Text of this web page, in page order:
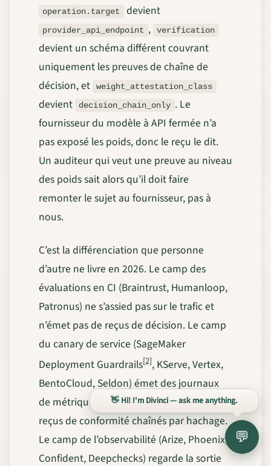
operation.target devient
provider_api_endpoint , verification
devient un schéma différent couvrant
uniquement les preuves de chaîne de
décision, et
weight_attestation_class
devient decision_chain_only . Le
fournisseur du modèle à API fermée n’a
pas exposé les poids, donc le reçu le dit.
Un auditeur qui veut une preuve au niveau
des poids sait alors qu’il doit faire
remonter le sujet au fournisseur, pas à
nous.
C’est la différenciation que personne
d’autre ne livre en 2026. Le camp des
évaluations en CI (Braintrust, Humanloop,
Patronus) ne s’assied pas sur le trafic et
n’émet pas de reçus de décision. Le camp
du canary de service (SageMaker
Deployment Guardrails[2], KServe, Vertex,
BentoCloud, Seldon) émet des journaux
de métriques d’infrastructure mais pas de
reçus de conformité chaînés par hachage.
Le camp de l’observabilité (Arize, Phoenix,
Confident, Deepchecks) regarde la sortie
💬
👋 Hi! I'm Divinci — ask me anything.